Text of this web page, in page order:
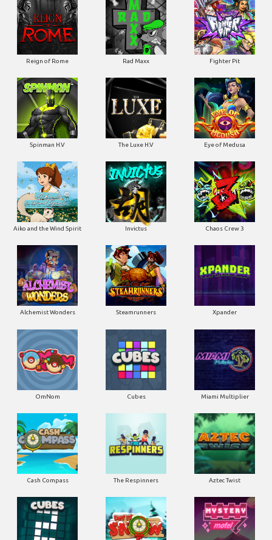
Reign of Rome Rad Maxx Fighter Pit
Spinman H.V The Luxe H.V Eye of Medusa
Aiko and the Wind Spirit Invictus Chaos Crew 3
Alchemist Wonders Steamrunners Xpander
OmNom Cubes Miami Multiplier
Cash Compass The Respinners Aztec Twist